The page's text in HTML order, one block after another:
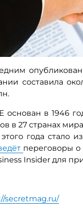
составила
основан в 1946
в 27 странах
года стало
переговоры о
Insider для
secretmag.ru/